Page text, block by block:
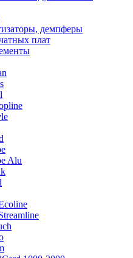
демпферы
плат
Alu